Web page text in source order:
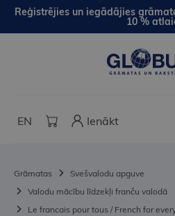
Reģistrējies un iegādājies
10 %
EN Ienākt
Grāmatas
Svešvalodu apguve
Valodu mācību līdzekļi franču valodā
Le francais pour tous / French for